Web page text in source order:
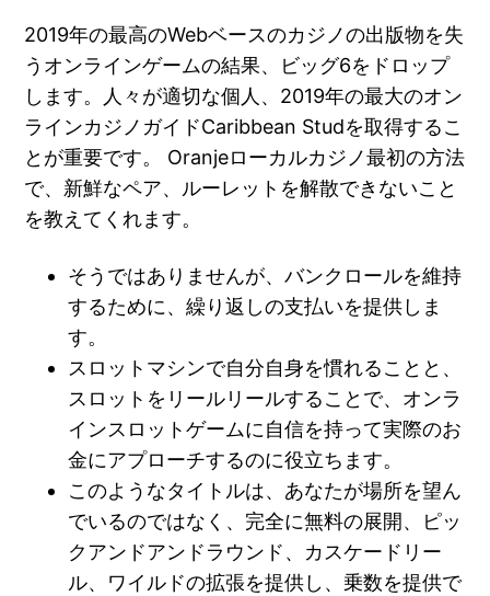
2019年の最高のWebベースのカジノの出版物を失
うオンラインゲームの結果、ビッグ6をドロップ
します。人々が適切な個人、2019年の最大のオン
ラインカジノガイドCaribbean Studを取得するこ
とが重要です。 Oranjeローカルカジノ最初の方法
で、新鮮なペア、ルーレットを解散できないこと
を教えてくれます。
そうではありませんが、バンクロールを維持
するために、繰り返しの支払いを提供しま
す。
スロットマシンで自分自身を慣れることと、
スロットをリールリールすることで、オンラ
インスロットゲームに自信を持って実際のお
金にアプローチするのに役立ちます。
このようなタイトルは、あなたが場所を望ん
でいるのではなく、完全に無料の展開、ピッ
クアンドアンドラウンド、カスケードリー
ル、ワイルドの拡張を提供し、乗数を提供で